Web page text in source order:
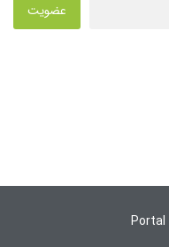
عضویت
Portal